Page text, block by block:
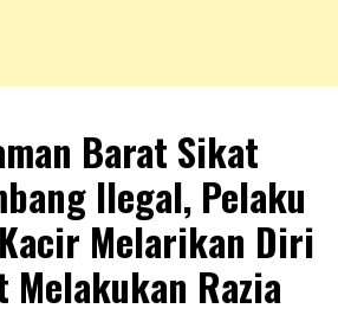
Barat Sikat
Ilegal, Pelaku
Melarikan Diri
Melakukan Razia